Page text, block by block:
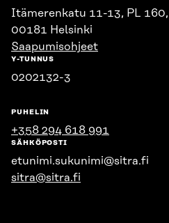
Itämerenkatu 11-13, PL 160,
00181 Helsinki
Saapumisohjeet
Y-TUNNUS
0202132-3
PUHELIN
+358 294 618 991
SÄHKÖPOSTI
etunimi.sukunimi@sitra.fi
sitra@sitra.fi